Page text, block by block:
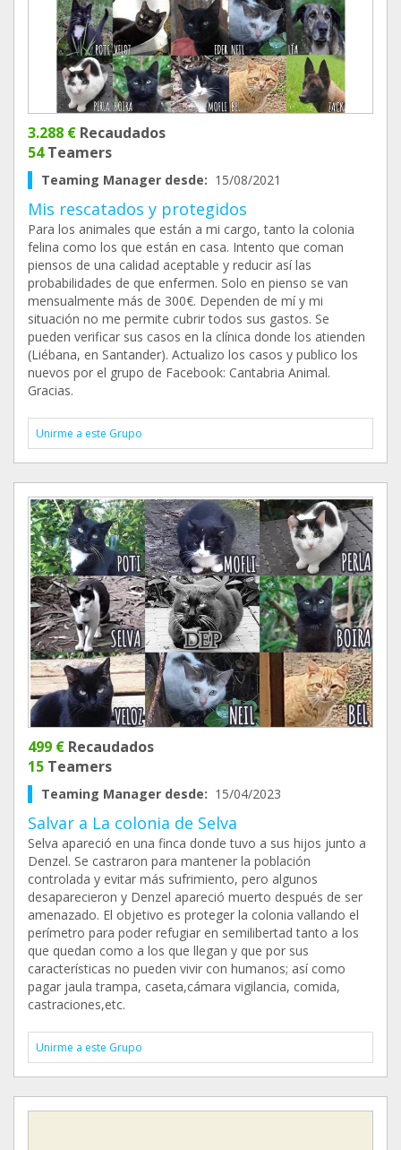
3.288 € Recaudados
54Teamers
Teaming Manager desde: 15/08/2021
Mis rescatados y protegidos
Para los animales que están a mi cargo, tanto la colonia
felina como los que están en casa. Intento que coman
piensos de una calidad aceptable y reducir así las
probabilidades de que enfermen. Solo en pienso se van
mensualmente más de 300€. Dependen de mí y mi
situación no me permite cubrir todos sus gastos. Se
pueden verificar sus casos en la clínica donde los atienden
(Liébana, en Santander). Actualizo los casos y publico los
nuevos por el grupo de Facebook: Cantabria Animal.
Gracias.
Unirme a este Grupo
499 € Recaudados
15 Teamers
Teaming Manager desde: 15/04/2023
Salvar a La colonia de Selva
Selva apareció en una finca donde tuvo a sus hijos junto a
Denzel. Se castraron para mantener la población
controlada y evitar más sufrimiento, pero algunos
desaparecieron y Denzel apareció muerto después de ser
amenazado. El objetivo es proteger la colonia vallando el
perímetro para poder refugiar en semilibertad tanto a los
que quedan como a los que llegan y que por sus
características no pueden vivir con humanos; así como
pagar jaula trampa, caseta,cámara vigilancia, comida,
castraciones,etc.
Unirme a este Grupo